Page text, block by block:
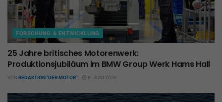
FORSCHUNG & ENTWICKLUNG
25 Jahre britisches Motorenwerk:
Produktionsjubiläum im BMW Group Werk Hams Hall
VON REDAKTION "DER MOTOR" 8. JUNI 2026